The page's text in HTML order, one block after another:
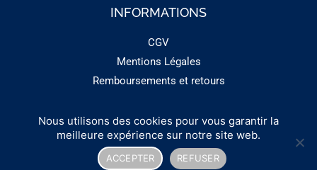
INFORMATIONS
CGV
Mentions Légales
Remboursements et retours
Copyright 2025 - GUINEMENT
Nous utilisons des cookies pour vous garantir la
meilleure expérience sur notre site web.
ACCEPTER REFUSER